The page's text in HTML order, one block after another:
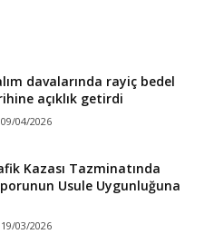
davalarında rayiç bedel
açıklık getirdi
09/04/2026
Kazası Tazminatında
Usule Uygunluğuna
19/03/2026